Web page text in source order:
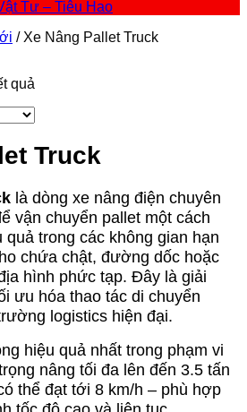
Tư – Tiêu Hao
/Xe Nâng Pallet Truck
quả
Truck
là dòng xe nâng điện chuyên
vận chuyển pallet một cách
quả trong các không gian hạn
chứa chật, đường dốc hoặc
hình phức tạp. Đây là giải
ưu hóa thao tác di chuyển
logistics hiện đại.
hiệu quả nhất trong phạm vi
nâng tối đa lên đến 3.5 tấn
thể đạt tới 8 km/h – phù hợp